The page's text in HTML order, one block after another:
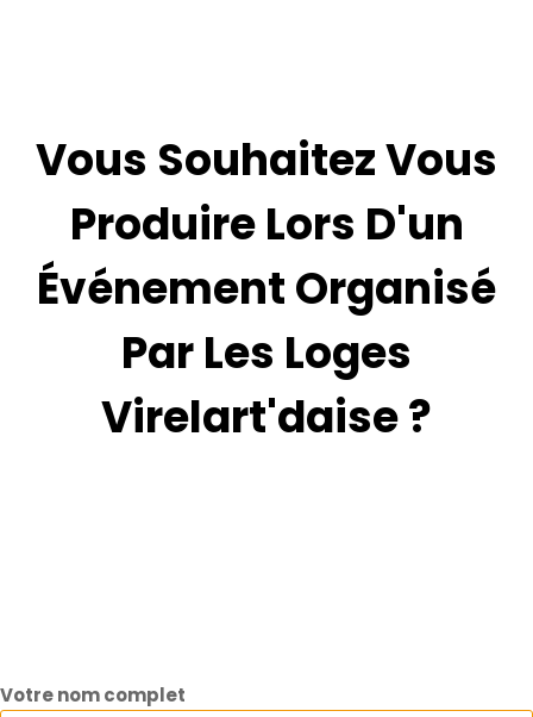
Vous Souhaitez Vous
Produire Lors D'un
Événement Organisé
Par Les Loges
Virelart'daise ?
Votre nom complet